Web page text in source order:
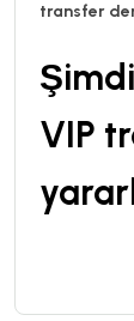
transfer
VIP